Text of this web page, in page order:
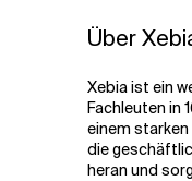
Über
Xebia ist ein
Fachleuten in
einem
die
heran und